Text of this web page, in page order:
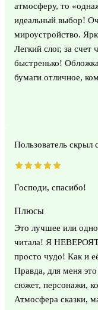
атмосферу, то
идеальный выбор!
мироустройство.
Легкий слог, за счет
быстренько!
бумаги отличное,
Пользователь скрыл
Господи, спасибо!
Плюсы
Это лучшее или
читала! Я
просто чудо! Как и
Правда, для меня
сюжет, персонажи,
Атмосфера сказки,